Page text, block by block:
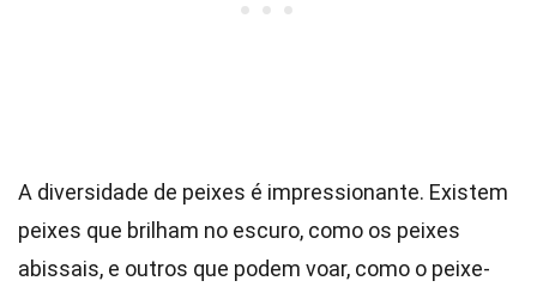
A diversidade de peixes é impressionante. Existem
peixes que brilham no escuro, como os peixes
abissais, e outros que podem voar, como o peixe-